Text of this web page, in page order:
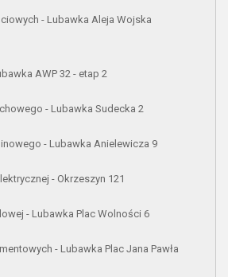
- Lubawka Aleja Wojska
AWP 32 - etap 2
- Lubawka Sudecka 2
- Lubawka Anielewicza 9
- Okrzeszyn 121
- Lubawka Plac Wolności 6
- Lubawka Plac Jana Pawła